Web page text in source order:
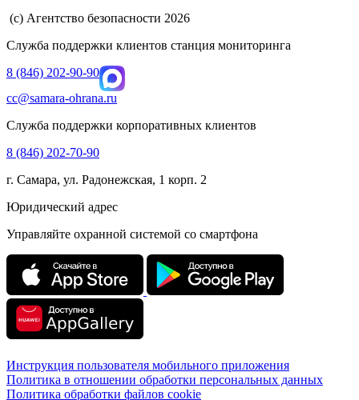
(с) Агентство безопасности 2026
Служба поддержки клиентов станция мониторинга
8 (846) 202-90-90
cc@samara-ohrana.ru
Служба поддержки корпоративных клиентов
8 (846) 202-70-90
г. Самара, ул. Радонежская, 1 корп. 2
Юридический адрес
Управляйте охранной системой со смартфона
Инструкция пользователя мобильного приложения
Политика в отношении обработки персональных данных
Политика обработки файлов cookie